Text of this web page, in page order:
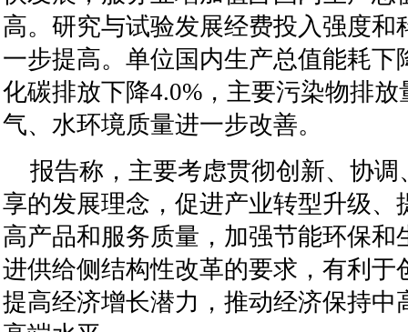
高。研究与试验发展经费投入强度和
一步提高。单位国内生产总值能耗下
化碳排放下降4.0%，主要污染物排
气、水环境质量进一步改善。
报告称，主要考虑贯彻创新、协
享的发展理念，促进产业转型升级、
高产品和服务质量，加强节能环保和
进供给侧结构性改革的要求，有利于
提高经济增长潜力，推动经济保持中